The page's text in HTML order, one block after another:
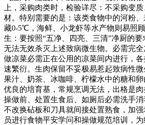
上，采购肉类时，检验详尽：不采购变
材。特别需要的是：该类食物中的河粉
藏0-5℃，海鲜、小龙虾等水产物则易照
生：要按照“五净、四亮、三清”净厨的要
无法无效杀灭上述致病微生物。必需完
做凉菜必需正在公用的凉菜间内进行，
速繁衍。生肉保留不妥极易惹起致病性
果汁、奶茶、冰咖啡、柠檬水中的糖和
优良的培育基，常规烹调无法，出格是肉
操做前、处置生食后、如厕后必需洗手
不改换砧板和刀具就间接处置熟食，加
员进行食物平安学问和操做规范培训，